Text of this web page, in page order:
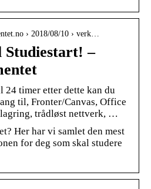
› 2018/08/10 › verk…
Studiestart! –
timer etter dette kan du
til, Fronter/Canvas, Office
trådløst nettverk, …
Her har vi samlet den mest
for deg som skal studere